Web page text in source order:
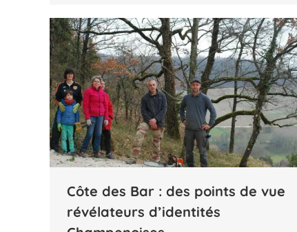
Côte des Bar : des points de vue
révélateurs d’identités